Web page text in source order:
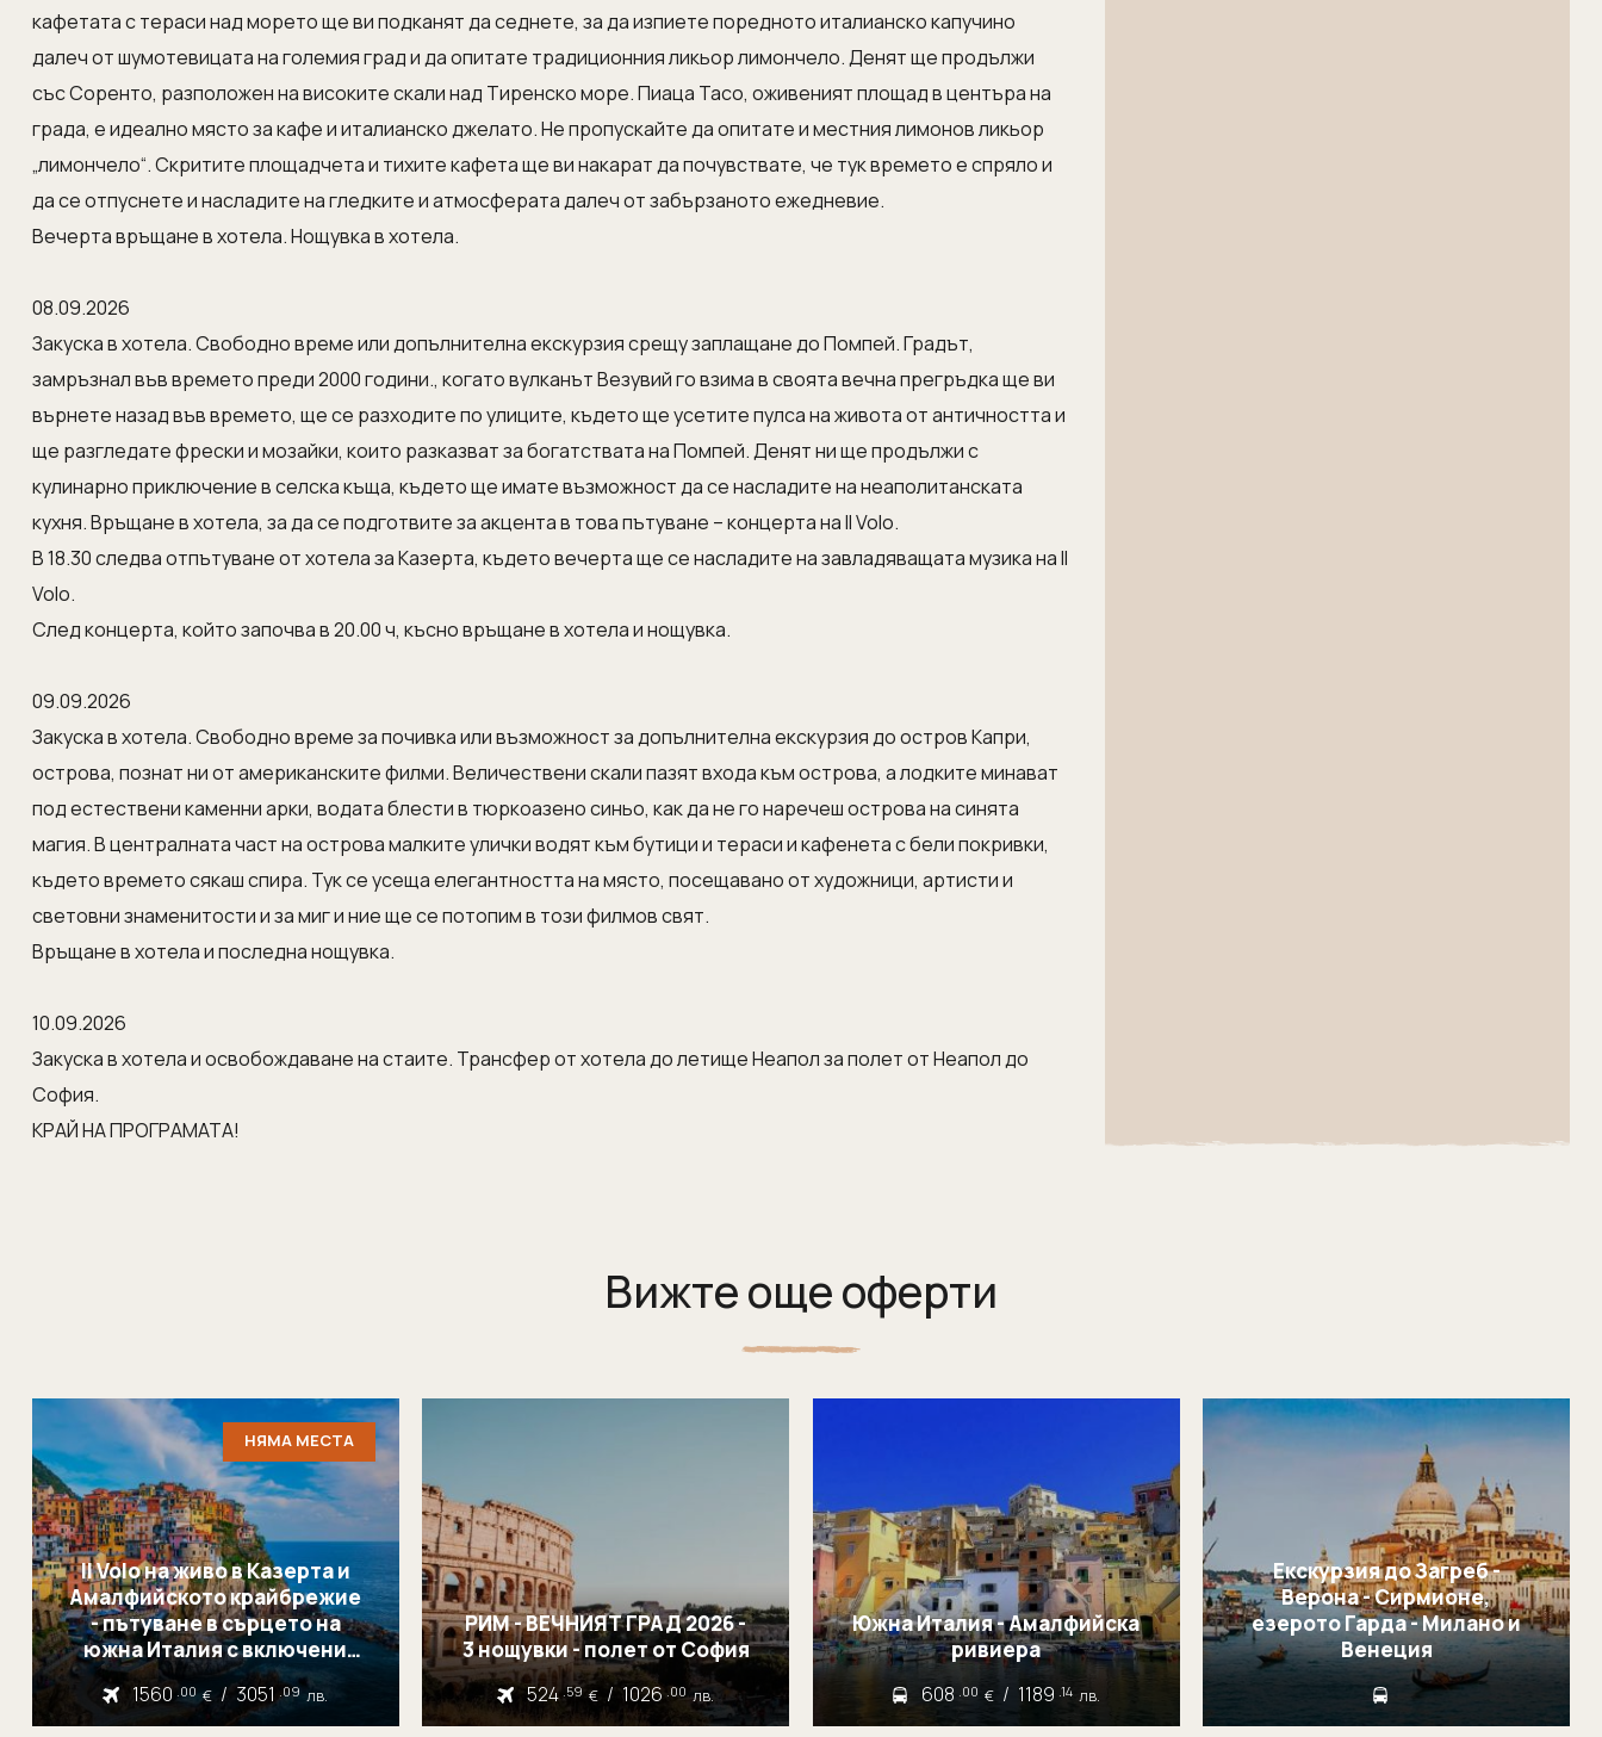
кафетата с тераси над морето ще ви подканят да седнете, за да изпиете поредното италианско капучино
далеч от шумотевицата на големия град и да опитате традиционния ликьор лимончело. Денят ще продължи
със Соренто, разположен на високите скали над Тиренско море. Пиаца Тасо, оживеният площад в центъра на
града, е идеално място за кафе и италианско джелато. Не пропускайте да опитате и местния лимонов ликьор
„лимончело“. Скритите площадчета и тихите кафета ще ви накарат да почувствате, че тук времето е спряло и
да се отпуснете и насладите на гледките и атмосферата далеч от забързаното ежедневие.
Вечерта връщане в хотела. Нощувка в хотела.
08.09.2026
Закуска в хотела. Свободно време или допълнителна екскурзия срещу заплащане до Помпей. Градът,
замръзнал във времето преди 2000 години., когато вулканът Везувий го взима в своята вечна прегръдка ще ви
върнете назад във времето, ще се разходите по улиците, където ще усетите пулса на живота от античността и
ще разгледате фрески и мозайки, които разказват за богатствата на Помпей. Денят ни ще продължи с
кулинарно приключение в селска къща, където ще имате възможност да се насладите на неаполитанската
кухня. Връщане в хотела, за да се подготвите за акцента в това пътуване – концерта на Il Volo.
В 18.30 следва отпътуване от хотела за Казерта, където вечерта ще се насладите на завладяващата музика на Il
Volo.
След концерта, който започва в 20.00 ч, късно връщане в хотела и нощувка.
09.09.2026
Закуска в хотела. Свободно време за почивка или възможност за допълнителна екскурзия до остров Капри,
острова, познат ни от американските филми. Величествени скали пазят входа към острова, а лодките минават
под естествени каменни арки, водата блести в тюркоазено синьо, как да не го наречеш острова на синята
магия. В централната част на острова малките улички водят към бутици и тераси и кафенета с бели покривки,
където времето сякаш спира. Тук се усеща елегантността на място, посещавано от художници, артисти и
световни знаменитости и за миг и ние ще се потопим в този филмов свят.
Връщане в хотела и последна нощувка.
10.09.2026
Закуска в хотела и освобождаване на стаите. Трансфер от хотела до летище Неапол за полет от Неапол до
София.
КРАЙ НА ПРОГРАМАТА!
Вижте още оферти
НЯМА МЕСТА
Il Volo на живо в Казерта и
Амалфийското крайбрежие
- пътуване в сърцето на
южна Италия с включени
билети за концерт
1560 .00 € / 3051 .09 лв.
РИМ - ВЕЧНИЯТ ГРАД 2026 -
3 нощувки - полет от София
524 .59 € / 1026 .00 лв.
Южна Италия - Амалфийска
ривиера
608 .00 € / 1189 .14 лв.
Екскурзия до Загреб -
Верона - Сирмионе,
езерото Гарда - Милано и
Венеция